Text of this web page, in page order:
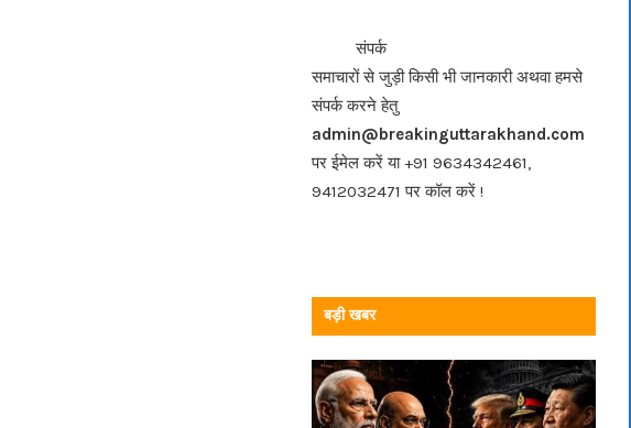
b
o
o
k
संपर्क
समाचारों से जुड़ी किसी भी जानकारी अथवा हमसे
संपर्क करने हेतु
admin@breakinguttarakhand.com
पर ईमेल करें या +91 9634342461,
9412032471 पर कॉल करें !
बड़ी खबर